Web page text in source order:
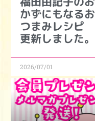
かずにもなるお
つまみレシピ
更新しました。
2026/07/01